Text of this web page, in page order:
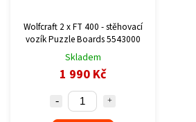
Wolfcraft 2 x FT 400 - stěhovací
vozík Puzzle Boards 5543000
Skladem
1 990 Kč